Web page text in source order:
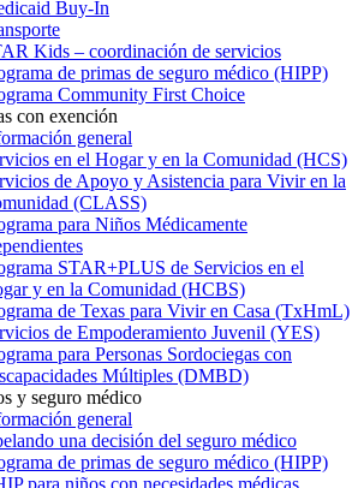
Buy-In
Kids – coordinación de servicios
de primas de seguro médico (HIPP)
Community First Choice
con exención
general
en el Hogar y en la Comunidad (HCS)
de Apoyo y Asistencia para Vivir en la
(CLASS)
para Niños Médicamente
STAR+PLUS de Servicios en el
y en la Comunidad (HCBS)
de Texas para Vivir en Casa (TxHmL)
de Empoderamiento Juvenil (YES)
para Personas Sordociegas con
Múltiples (DMBD)
y seguro médico
general
una decisión del seguro médico
de primas de seguro médico (HIPP)
para niños con necesidades médicas